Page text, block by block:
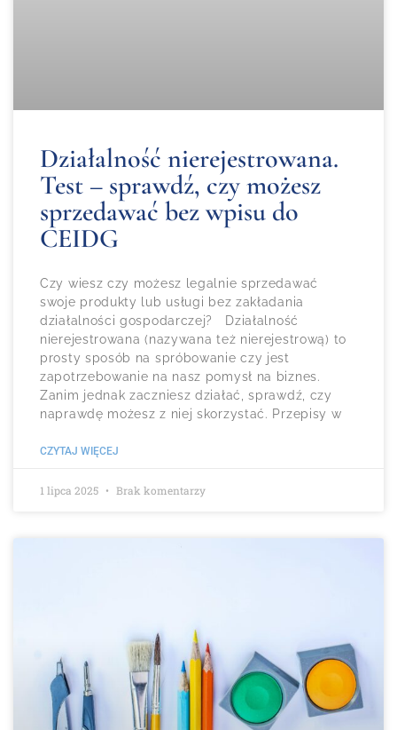
Działalność nierejestrowana.
Test – sprawdź, czy możesz
sprzedawać bez wpisu do
CEIDG
Czy wiesz czy możesz legalnie sprzedawać
swoje produkty lub usługi bez zakładania
działalności gospodarczej? Działalność
nierejestrowana (nazywana też nierejestrową) to
prosty sposób na spróbowanie czy jest
zapotrzebowanie na nasz pomysł na biznes.
Zanim jednak zaczniesz działać, sprawdź, czy
naprawdę możesz z niej skorzystać. Przepisy w
CZYTAJ WIĘCEJ
1 lipca 2025 Brak komentarzy